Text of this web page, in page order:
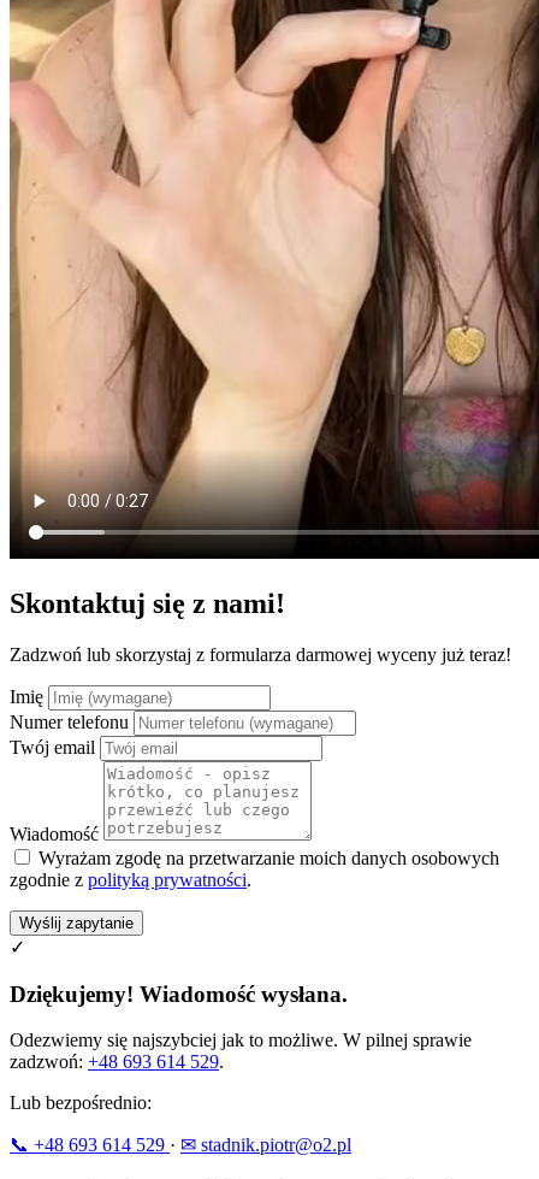
Skontaktuj się z nami!
Zadzwoń lub skorzystaj z formularza darmowej wyceny już teraz!
Imię
Numer telefonu
Twój email
Wiadomość
Wyrażam zgodę na przetwarzanie moich danych osobowych
zgodnie z polityką prywatności.
Wyślij zapytanie
✓
Dziękujemy! Wiadomość wysłana.
Odezwiemy się najszybciej jak to możliwe. W pilnej sprawie
zadzwoń: +48 693 614 529.
Lub bezpośrednio:
📞 +48 693 614 529 · ✉ stadnik.piotr@o2.pl